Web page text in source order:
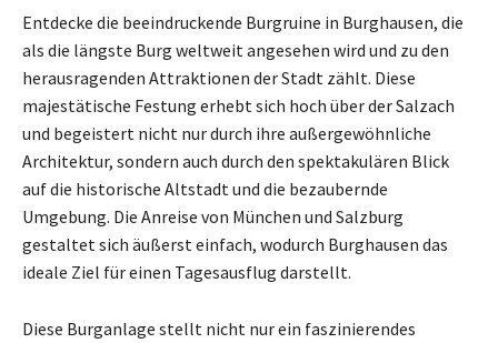
Entdecke die beeindruckende Burgruine in Burghausen, die
als die längste Burg weltweit angesehen wird und zu den
herausragenden Attraktionen der Stadt zählt. Diese
majestätische Festung erhebt sich hoch über der Salzach
und begeistert nicht nur durch ihre außergewöhnliche
Architektur, sondern auch durch den spektakulären Blick
auf die historische Altstadt und die bezaubernde
Umgebung. Die Anreise von München und Salzburg
gestaltet sich äußerst einfach, wodurch Burghausen das
ideale Ziel für einen Tagesausflug darstellt.
Diese Burganlage stellt nicht nur ein faszinierendes